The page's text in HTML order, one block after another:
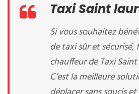
Taxi Saint
Si vous souhaitez
de taxi sûr et sécurisé,
chauffeur de Taxi
C’est la meilleure